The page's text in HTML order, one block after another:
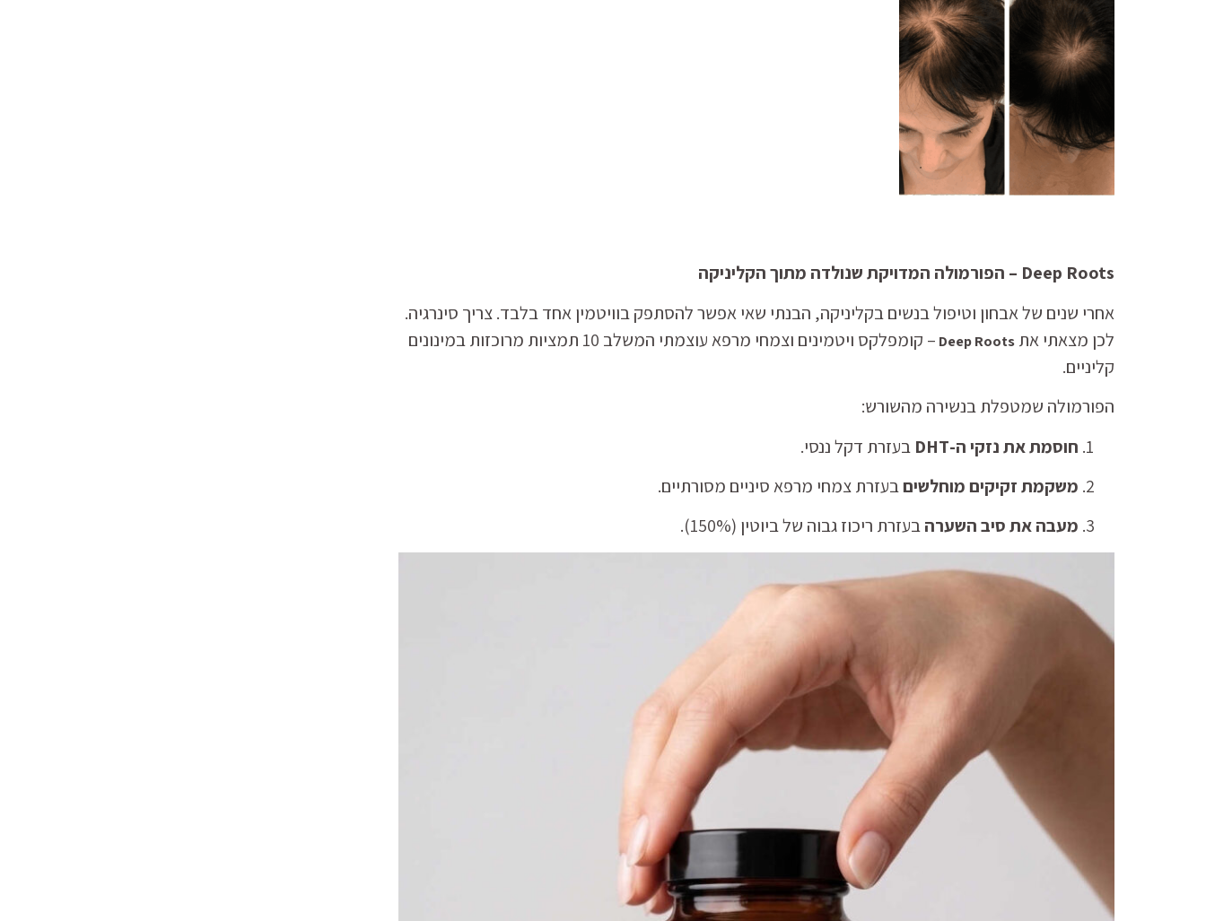
Deep Roots – הפורמולה המדויקת שנולדה מתוך הקליניקה
אחרי שנים של אבחון וטיפול בנשים בקליניקה, הבנתי שאי אפשר להסתפק בוויטמין אחד בלבד. צריך סינרגיה.
לכן מצאתי את Deep Roots
– קומפלקס ויטמינים וצמחי מרפא עוצמתי המשלב 10 תמציות מרוכזות במינונים
קליניים.
הפורמולה שמטפלת בנשירה מהשורש:
חוסמת את נזקי ה-DHT
בעזרת דקל ננסי.
משקמת זקיקים מוחלשיםבעזרת צמחי מרפא סיניים מסורתיים.
מעבה את סיב השערהבעזרת ריכוז גבוה של ביוטין (150%).